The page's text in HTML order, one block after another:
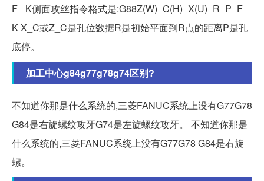
F_ K侧面攻丝指令格式是:G88Z(W)_C(H)_X(U)_R_P_F_
K X_C或Z_C是孔位数据R是初始平面到R点的距离P是孔
底停。
加工中心g84g77g78g74区别?
不知道你那是什么系统的,三菱FANUC系统上没有G77G78
G84是右旋螺纹攻牙G74是左旋螺纹攻牙。 不知道你那是
什么系统的,三菱FANUC系统上没有G77G78 G84是右旋
螺。